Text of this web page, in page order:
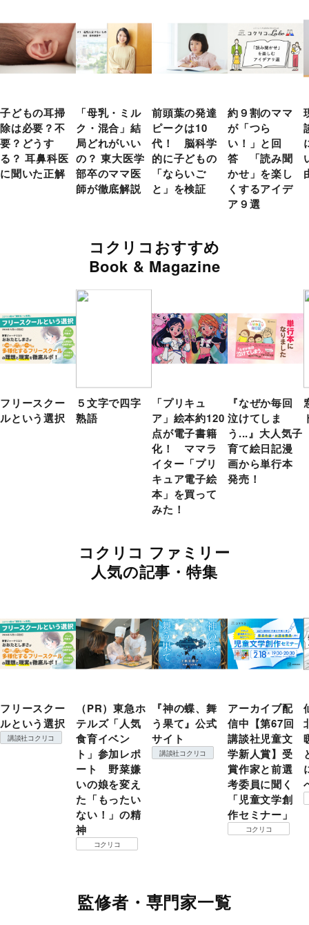
子どもの耳掃
除は必要？不
要？どうす
る？ 耳鼻科医
に聞いた正解
「母乳・ミル
ク・混合」結
局どれがいい
の？ 東大医学
部卒のママ医
師が徹底解説
前頭葉の発達
ピークは10
代！ 脳科学
的に子どもの
「ならいご
と」を検証
約９割のママ
が「つら
い！」と回
答 「読み聞
かせ」を楽し
くするアイデ
ア９選
コクリコおすすめ
Book & Magazine
フリースクー
ルという選択
５文字で四字
熟語
「プリキュ
ア」絵本約120
点が電子書籍
化！ ママラ
イター「プリ
キュア電子絵
本」を買って
みた！
『なぜか毎回
泣けてしま
う...』大人気子
育て絵日記漫
画から単行本
発売！
コクリコ ファミリー
人気の記事・特集
フリースクー
ルという選択
講談社コクリコ
（PR）東急ホ
テルズ「人気
食育イベン
ト」参加レポ
ート 野菜嫌
いの娘を変え
た「もったい
ない！」の精
神
コクリコ
『神の蝶、舞
う果て』公式
サイト
講談社コクリコ
アーカイブ配
信中【第67回
講談社児童文
学新人賞】受
賞作家と前選
考委員に聞く
「児童文学創
作セミナー」
コクリコ
監修者・専門家一覧